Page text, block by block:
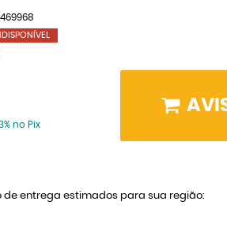
no Pix
de entrega estimados para sua região: